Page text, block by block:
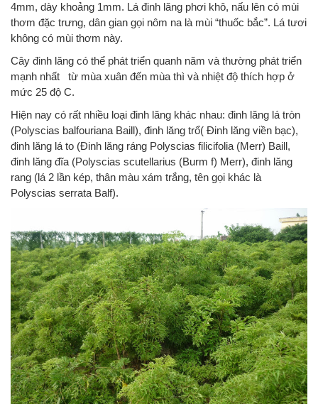
4mm, dày khoảng 1mm. Lá đinh lăng phơi khô, nấu lên có mùi
thơm đặc trưng, dân gian gọi nôm na là mùi “thuốc bắc”. Lá tươi
không có mùi thơm này.
Cây đinh lăng có thể phát triển quanh năm và thường phát triển
mạnh nhất từ mùa xuân đến mùa thì và nhiệt độ thích hợp ở
mức 25 độ C.
Hiện nay có rất nhiều loại đinh lăng khác nhau: đinh lăng lá tròn
(Polyscias balfouriana Baill), đinh lăng trổ( Đinh lăng viền bạc),
đinh lăng lá to (Đinh lăng ráng Polyscias filicifolia (Merr) Baill,
đinh lăng đĩa (Polyscias scutellarius (Burm f) Merr), đinh lăng
rang (lá 2 lần kép, thân màu xám trắng, tên gọi khác là
Polyscias serrata Balf).